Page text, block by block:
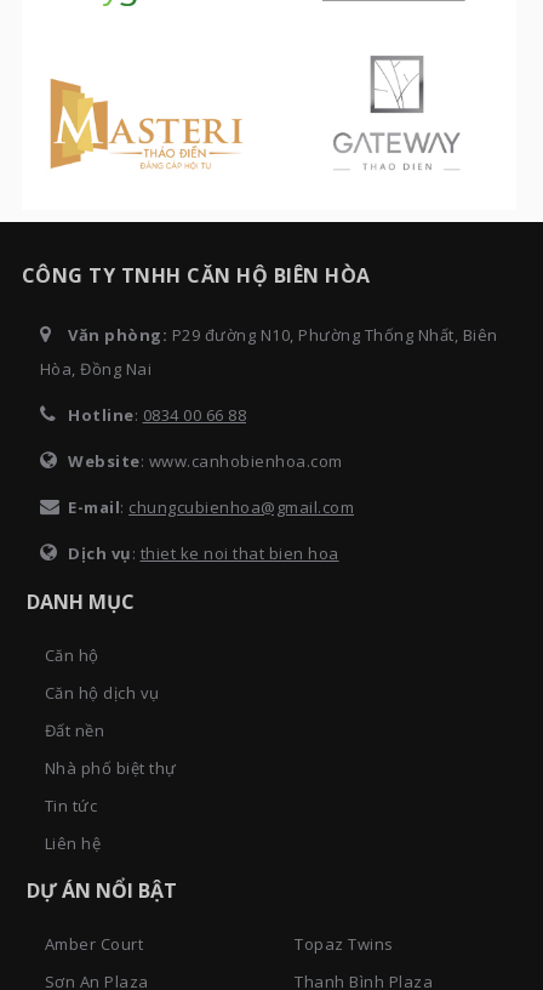
CÔNG TY TNHH CĂN HỘ BIÊN HÒA
Văn phòng: P29 đường N10, Phường Thống Nhất, Biên
Hòa, Đồng Nai
Hotline: 0834 00 66 88
Website: www.canhobienhoa.com
E-mail: chungcubienhoa@gmail.com
Dịch vụ: thiet ke noi that bien hoa
DANH MỤC
Căn hộ
Căn hộ dịch vụ
Đất nền
Nhà phố biệt thự
Tin tức
Liên hệ
DỰ ÁN NỔI BẬT
Amber Court
Topaz Twins
Sơn An Plaza
Thanh Bình Plaza